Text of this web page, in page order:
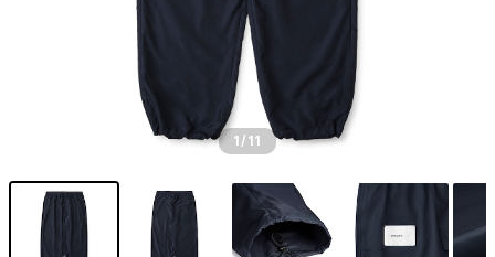
1 /11